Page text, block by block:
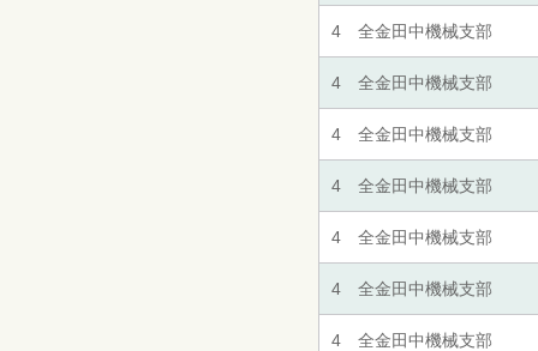
4 全金田中機械支部
4 全金田中機械支部
4 全金田中機械支部
4 全金田中機械支部
4 全金田中機械支部
4 全金田中機械支部
4 全金田中機械支部